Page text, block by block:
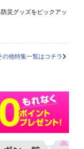
災グッズをピックアッ
の他特集一覧はコチラ